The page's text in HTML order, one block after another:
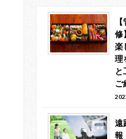
修
楽
理
と
ご
遠
報